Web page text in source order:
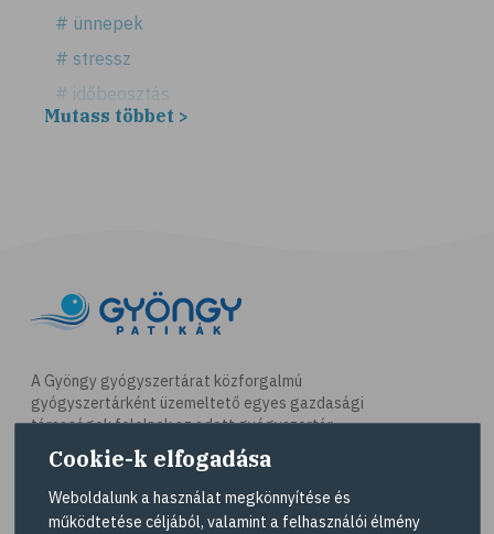
# ünnepek
# stressz
# időbeosztás
# háztartás
# mozgás
# síelés
# szánkózás
# snowboard
# korcsolyázás
# pszichológia
Mutass többet >
A Gyöngy gyógyszertárat közforgalmú
gyógyszertárként üzemeltető egyes gazdasági
társaságok felelnek az adott gyógyszertár
működésért. A Gyöngy gyógyszertárak listáját és
elérhetőségeit a Gyógyszertár kereső
tekintheti meg.
Cookie-k elfogadása
Weboldalunk a használat megkönnyítése és
működtetése céljából, valamint a felhasználói élmény